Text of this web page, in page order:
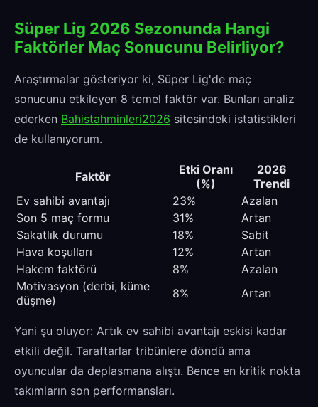
Süper Lig 2026 Sezonunda Hangi
Faktörler Maç Sonucunu Belirliyor?
Araştırmalar gösteriyor ki, Süper Lig'de maç
sonucunu etkileyen 8 temel faktör var. Bunları analiz
ederken Bahistahminleri2026 sitesindeki istatistikleri
de kullanıyorum.
Faktör
Etki Oranı
(%)
2026
Trendi
Ev sahibi avantajı
23%
Azalan
Son 5 maç formu
31%
Artan
Sakatlık durumu
18%
Sabit
Hava koşulları
12%
Artan
Hakem faktörü
8%
Azalan
Motivasyon (derbi, küme
düşme)
8% Artan
Yani şu oluyor: Artık ev sahibi avantajı eskisi kadar
etkili değil. Taraftarlar tribünlere döndü ama
oyuncular da deplasmana alıştı. Bence en kritik nokta
takımların son performansları.